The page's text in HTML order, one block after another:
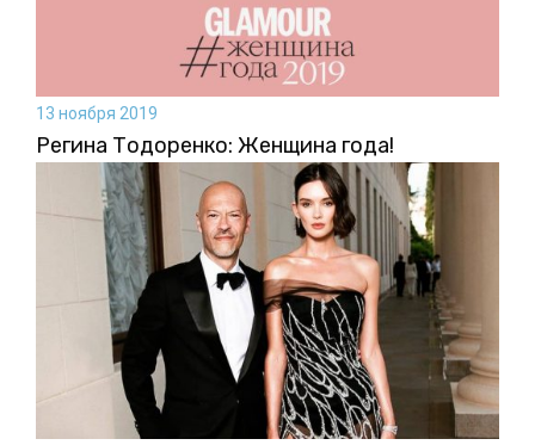
13 ноября 2019
Регина Тодоренко: Женщина года!